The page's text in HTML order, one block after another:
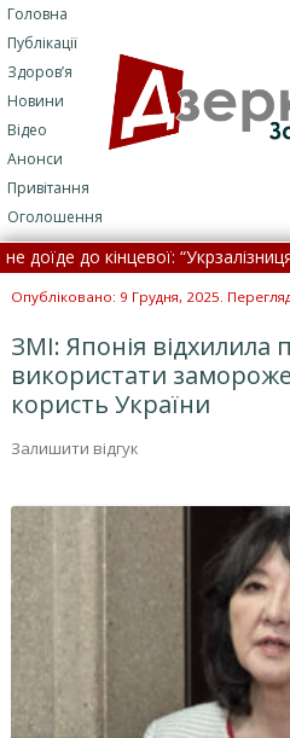
Головна
Публікації
Здоров’я
Новини
Відео
Анонси
Привітання
Оголошення
до кінцевої: “Укрзалізниця”
лікарку, яка подала
Опубліковано: 9 Грудня, 2025.
ЗМІ: Японія
використати
користь України
Залишити відгук